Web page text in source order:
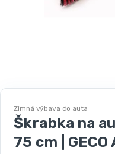
Zimná výbava do auta
Škrabka na
75 cm | GECO